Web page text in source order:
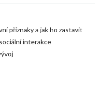
příznaky a jak ho zastavit
interakce